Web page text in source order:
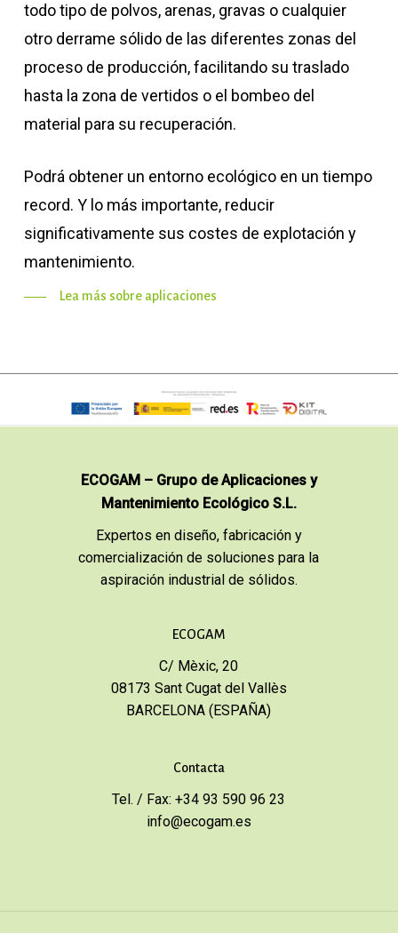
todo tipo de polvos, arenas, gravas o cualquier
otro derrame sólido de las diferentes zonas del
proceso de producción, facilitando su traslado
hasta la zona de vertidos o el bombeo del
material para su recuperación.
Podrá obtener un entorno ecológico en un tiempo
record. Y lo más importante, reducir
significativamente sus costes de explotación y
mantenimiento.
Lea más sobre aplicaciones
ECOGAM – Grupo de Aplicaciones y
Mantenimiento Ecológico S.L.
Expertos en diseño, fabricación y
comercialización de soluciones para la
aspiración industrial de sólidos.
ECOGAM
C/ Mèxic, 20
08173 Sant Cugat del Vallès
BARCELONA (ESPAÑA)
Contacta
Tel. / Fax: +34 93 590 96 23
info@ecogam.es